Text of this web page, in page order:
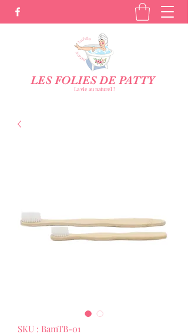
LES FOLIES DE PATTY
La vie au naturel !
SKU : BamTB-01